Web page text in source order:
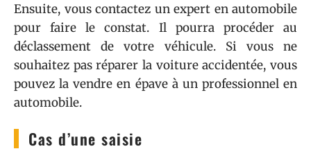
Ensuite, vous contactez un expert en automobile
pour faire le constat. Il pourra procéder au
déclassement de votre véhicule. Si vous ne
souhaitez pas réparer la voiture accidentée, vous
pouvez la vendre en épave à un professionnel en
automobile.
Cas d’une saisie